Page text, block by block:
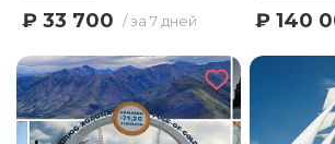
₽ 33 700 / за 7 дней ₽ 140